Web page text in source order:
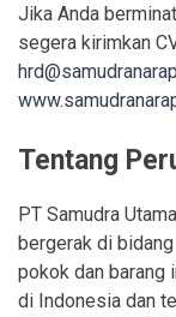
Jika Anda
segera kirimkan
Tentang
PT Samudra
bergerak di
pokok dan barang
di Indonesia dan